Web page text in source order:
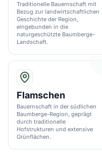
Traditionelle Bauernschaft mit
Bezug zur landwirtschaftlichen
Geschichte der Region,
eingebunden in die
naturgeschützte Baumberge-
Landschaft.
Flamschen
Bauernschaft in der südlichen
Baumberge-Region, geprägt
durch traditionelle
Hofstrukturen und extensive
Grünflächen.